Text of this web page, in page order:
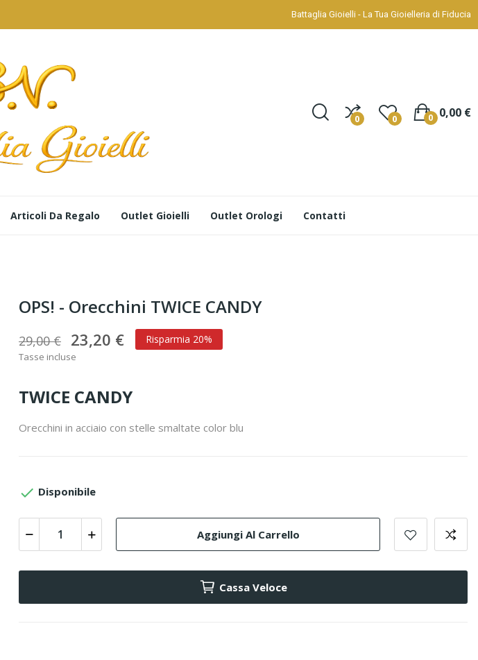
Battaglia Gioielli - La Tua Gioielleria di Fiducia
0 0 0,00 €
0
Articoli Da Regalo Outlet Gioielli Outlet Orologi Contatti
OPS! - Orecchini TWICE CANDY
29,00 € 23,20 € Risparmia 20%
Tasse incluse
TWICE CANDY
Orecchini in acciaio con stelle smaltate color blu
 Disponibile
Aggiungi Al Carrello
Cassa Veloce